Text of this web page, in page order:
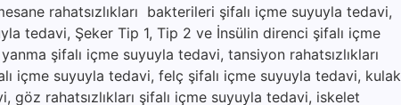
rahatsızlıkları bakterileri şifalı içme suyuyla tedavi,
tedavi, Şeker Tip 1, Tip 2 ve İnsülin direnci şifalı içme
şifalı içme suyuyla tedavi, tansiyon rahatsızlıkları
içme suyuyla tedavi, felç şifalı içme suyuyla tedavi, kulak
göz rahatsızlıkları şifalı içme suyuyla tedavi, iskelet